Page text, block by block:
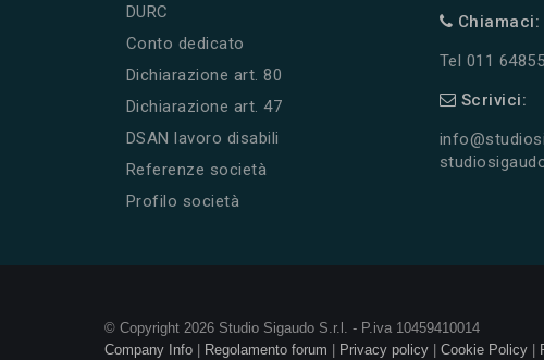
DURC
Conto dedicato
Dichiarazione art. 80
Dichiarazione art. 47
DSAN lavoro disabili
Referenze società
Profilo società
Chiamaci:
Tel 011
Scrivici:
© Copyright 2026 Studio Sigaudo S.r.l. - P.iva 10459410014
Company Info
Regolamento forum Privacy policy Cookie Policy